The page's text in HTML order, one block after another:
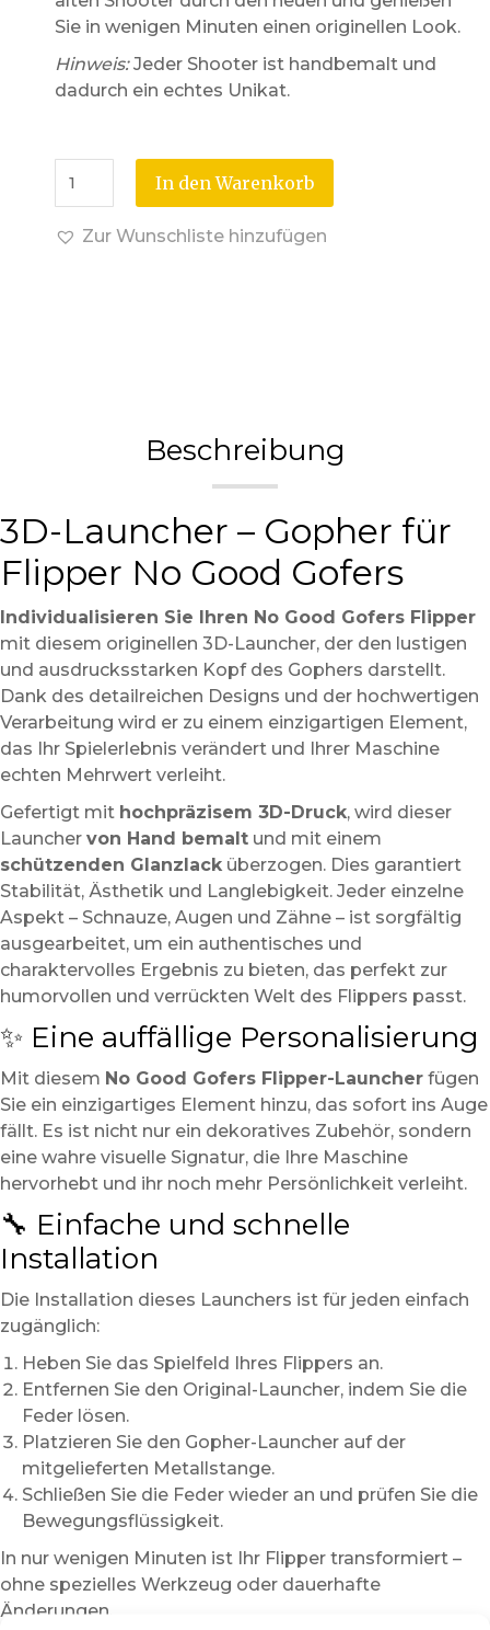
Sie in wenigen Minuten einen originellen Look.
Hinweis:Jeder Shooter ist handbemalt und
dadurch ein echtes Unikat.
In den Warenkorb
Zur Wunschliste hinzufügen
Beschreibung
3D-Launcher – Gopher für
Flipper No Good Gofers
Individualisieren Sie Ihren No Good Gofers Flipper
mit diesem originellen 3D-Launcher, der den lustigen
und ausdrucksstarken Kopf des Gophers darstellt.
Dank des detailreichen Designs und der hochwertigen
Verarbeitung wird er zu einem einzigartigen Element,
das Ihr Spielerlebnis verändert und Ihrer Maschine
echten Mehrwert verleiht.
Gefertigt mit hochpräzisem 3D-Druck, wird dieser
Launcher von Hand bemalt und mit einem
schützenden Glanzlack überzogen. Dies garantiert
Stabilität, Ästhetik und Langlebigkeit. Jeder einzelne
Aspekt – Schnauze, Augen und Zähne – ist sorgfältig
ausgearbeitet, um ein authentisches und
charaktervolles Ergebnis zu bieten, das perfekt zur
humorvollen und verrückten Welt des Flippers passt.
✨ Eine auffällige Personalisierung
Mit diesem No Good Gofers Flipper-Launcher fügen
Sie ein einzigartiges Element hinzu, das sofort ins Auge
fällt. Es ist nicht nur ein dekoratives Zubehör, sondern
eine wahre visuelle Signatur, die Ihre Maschine
hervorhebt und ihr noch mehr Persönlichkeit verleiht.
🔧 Einfache und schnelle
Installation
Die Installation dieses Launchers ist für jeden einfach
zugänglich:
Heben Sie das Spielfeld Ihres Flippers an.
Entfernen Sie den Original-Launcher, indem Sie die
Feder lösen.
Platzieren Sie den Gopher-Launcher auf der
mitgelieferten Metallstange.
Schließen Sie die Feder wieder an und prüfen Sie die
Bewegungsflüssigkeit.
In nur wenigen Minuten ist Ihr Flipper transformiert –
ohne spezielles Werkzeug oder dauerhafte
Änderungen.